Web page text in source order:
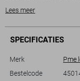
Legend branding op de
voldoende
De broek heeft
een veilige en
casual schoenen. Of je
Lees meer
SPECIFICATIES
Merk
Pme
Bestelcode